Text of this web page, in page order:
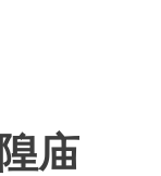
庙